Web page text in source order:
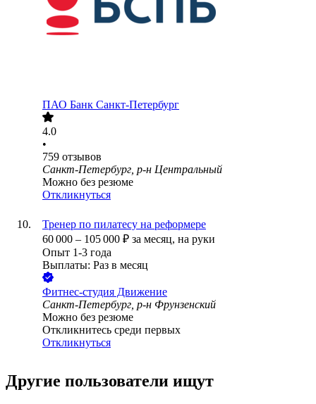
ПАО Банк Санкт-Петербург
4.0
•
759 отзывов
Санкт-Петербург, р-н Центральный
Можно без резюме
Откликнуться
Тренер по пилатесу на реформере
60 000 – 105 000 ₽ за месяц, на руки
Опыт 1-3 года
Выплаты: Раз в месяц
Фитнес-студия Движение
Санкт-Петербург, р-н Фрунзенский
Можно без резюме
Откликнитесь среди первых
Откликнуться
Другие пользователи ищут